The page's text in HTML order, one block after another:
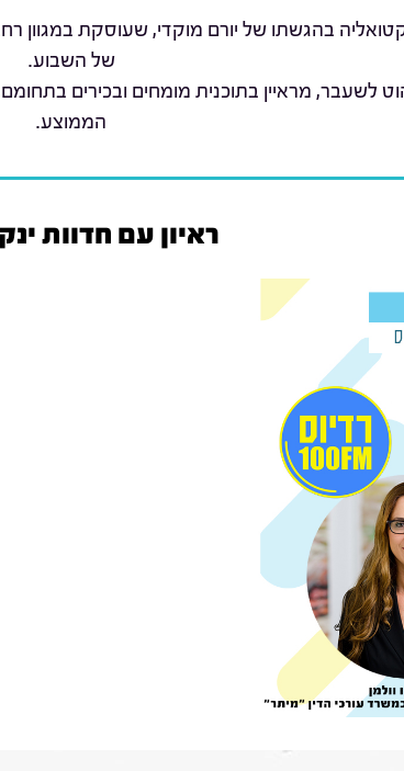
בהגשתו של יורם מוקדי, שעוסקת במגוון
של השבוע.
לשעבר, מראיין בתוכנית מומחים ובכירים
הממוצע.
ראיון עם חדוות